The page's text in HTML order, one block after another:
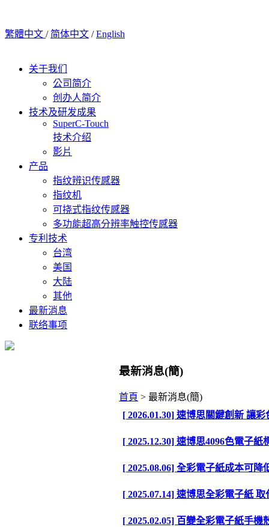
繁體中文 / 简体中文 /English
关于我们
公司简介
创办人简介
技术及研发成果
SuperC-Touch
技术介绍
影片
产品
指纹辨识传感器
指纹机
可挠式指纹传感器
多功能超高分辨率触控传感器
专利技术
台湾
美国
大陆
其他
最新消息
联络事项
最新消息(簡)
首頁 > 最新消息(簡)
[ 2026.01.30] 速博思關鍵創新 讓
[ 2025.12.30] 速博思4096色電子紙
[ 2025.08.06] 全彩電子紙成本可
[ 2025.07.14] 速博思全彩電子紙
[ 2025.02.05] 百變全彩電子紙手機